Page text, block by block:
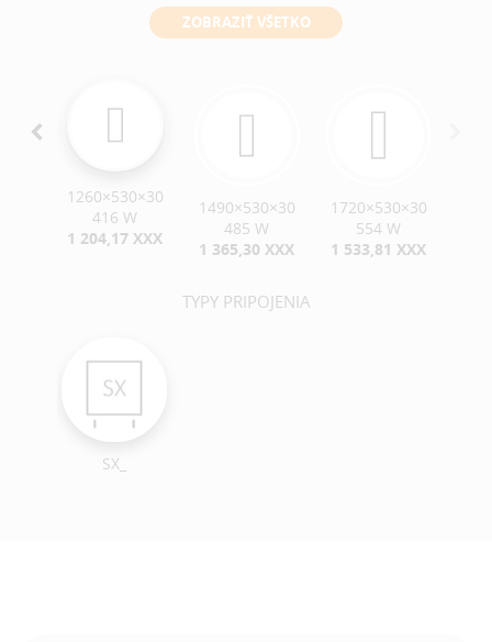
ZOBRAZIŤ VŠETKO
1260×530×30
416 W
1 204,17 XXX
1490×530×30
485 W
1 365,30 XXX
1720×530×30
554 W
1 533,81 XXX
TYPY PRIPOJENIA
SX_